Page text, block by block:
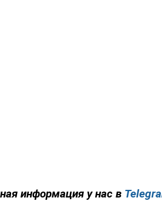
информация у нас в